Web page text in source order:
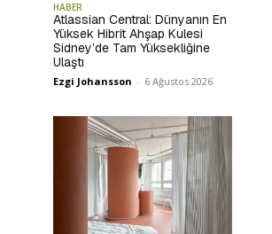
HABER
Atlassian Central: Dünyanın En
Yüksek Hibrit Ahşap Kulesi
Sidney’de Tam Yüksekliğine
Ulaştı
Ezgi Johansson - 6 Ağustos 2026